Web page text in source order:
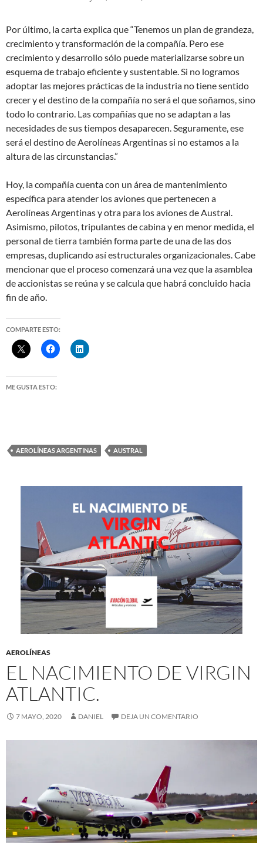
Por último, la carta explica que “Tenemos un plan de grandeza,
crecimiento y transformación de la compañía. Pero ese
crecimiento y desarrollo sólo puede materializarse sobre un
esquema de trabajo eficiente y sustentable. Si no logramos
adoptar las mejores prácticas de la industria no tiene sentido
crecer y el destino de la compañía no será el que soñamos, sino
todo lo contrario. Las compañías que no se adaptan a las
necesidades de sus tiempos desaparecen. Seguramente, ese
será el destino de Aerolíneas Argentinas si no estamos a la
altura de las circunstancias.”
Hoy, la compañía cuenta con un área de mantenimiento
específica para atender los aviones que pertenecen a
Aerolíneas Argentinas y otra para los aviones de Austral.
Asimismo, pilotos, tripulantes de cabina y en menor medida, el
personal de tierra también forma parte de una de las dos
empresas, duplicando así estructurales organizacionales. Cabe
mencionar que el proceso comenzará una vez que la asamblea
de accionistas se reúna y se calcula que habrá concluido hacia
fin de año.
COMPARTE ESTO:
ME GUSTA ESTO:
AEROLÍNEAS ARGENTINAS AUSTRAL
AEROLÍNEAS
EL NACIMIENTO DE VIRGIN
ATLANTIC.
7 MAYO, 2020 DANIEL DEJA UN COMENTARIO